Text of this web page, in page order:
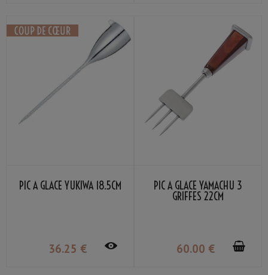
PIC À GLACE YUKIWA 18.5CM
36.25 €
PIC À GLACE YAMACHU 3
GRIFFES 22CM
60.00 €